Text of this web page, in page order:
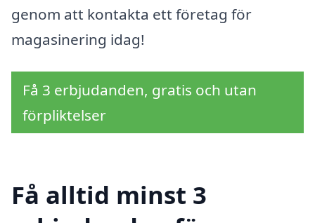
genom att kontakta ett företag för
magasinering idag!
Få 3 erbjudanden, gratis och utan
förpliktelser
Få alltid minst 3